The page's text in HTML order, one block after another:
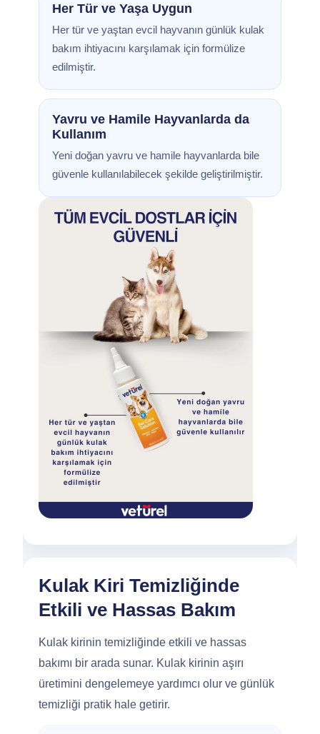
Her Tür ve Yaşa Uygun
Her tür ve yaştan evcil hayvanın günlük kulak
bakım ihtiyacını karşılamak için formülize
edilmiştir.
Yavru ve Hamile Hayvanlarda da
Kullanım
Yeni doğan yavru ve hamile hayvanlarda bile
güvenle kullanılabilecek şekilde geliştirilmiştir.
Kulak Kiri Temizliğinde
Etkili ve Hassas Bakım
Kulak kirinin temizliğinde etkili ve hassas
bakımı bir arada sunar. Kulak kirinin aşırı
üretimini dengelemeye yardımcı olur ve günlük
temizliği pratik hale getirir.